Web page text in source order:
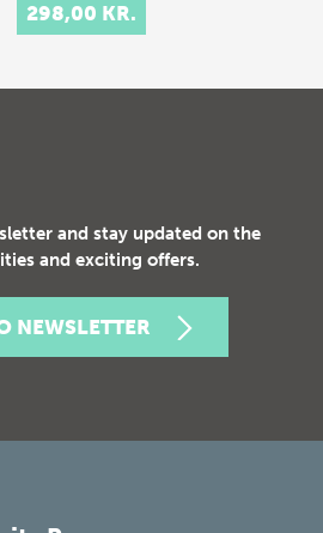
298,00 KR.
and stay updated on the
and exciting offers.
NEWSLETTER